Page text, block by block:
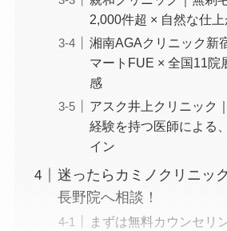
2,000件超 × 自然な仕上
湘南AGAクリニック新
マートFUE × 全国11院
感
アスク井上クリニック
経験を持つ医師による
イン
迷ったらカミノクリニッ
長野院へ相談！
まずは無料カウンセリ